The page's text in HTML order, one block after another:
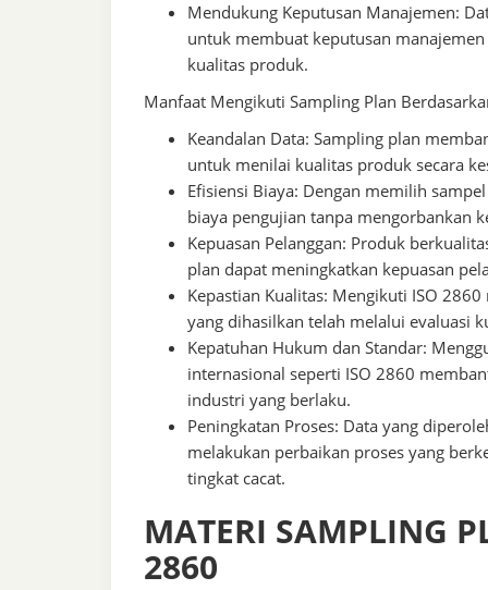
Mendukung Keputusan Manajemen:
untuk membuat keputusan
kualitas produk.
Manfaat Mengikuti Sampling Plan
Keandalan Data: Sampling plan
untuk menilai kualitas produk secara
Efisiensi Biaya: Dengan memilih
biaya pengujian tanpa mengorbankan
Kepuasan Pelanggan: Produk
plan dapat meningkatkan kepuasan
Kepastian Kualitas: Mengikuti ISO
yang dihasilkan telah melalui evaluasi
Kepatuhan Hukum dan Standar:
internasional seperti ISO 2860
industri yang berlaku.
Peningkatan Proses: Data yang
melakukan perbaikan proses yang
tingkat cacat.
MATERI SAMPLING
2860